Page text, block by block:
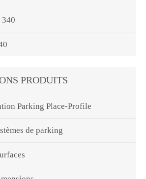
340
PRODUITS
Parking Place-Profile
de parking